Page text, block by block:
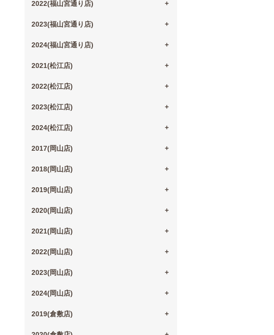
2022(福山宮通り店)
2023(福山宮通り店)
2024(福山宮通り店)
2021(松江店)
2022(松江店)
2023(松江店)
2024(松江店)
2017(岡山店)
2018(岡山店)
2019(岡山店)
2020(岡山店)
2021(岡山店)
2022(岡山店)
2023(岡山店)
2024(岡山店)
2019(倉敷店)